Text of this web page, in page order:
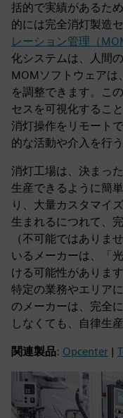
括的で実績があるた
的には完全消灯製造
レーション管理（
化システムは、人間
MOMソフトウェアは
を調整できます。こ
セスを可視化するこ
消灯操作をリモート
的な活動や介入を行
消灯工場は、決まっ
生産できるように簡
り、大量カスタマイ
生まれるにつれて、
（不可能ではありま
いるメーカーは、「
ける可能性がありま
特定の業務やエリア
のメーカーは、完全
しなくても、自律生
関連製品: Opcenter |